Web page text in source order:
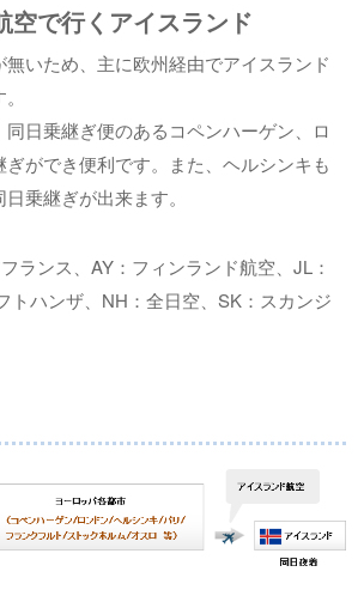
空で行くアイスランド
無いため、主に欧州経由でアイスランド
日乗継ぎ便のあるコペンハーゲン、ロ
ぎができ便利です。また、ヘルシンキも
乗継ぎが出来ます。
ランス、AY：フィンランド航空、JL：
トハンザ、NH：全日空、SK：スカンジ